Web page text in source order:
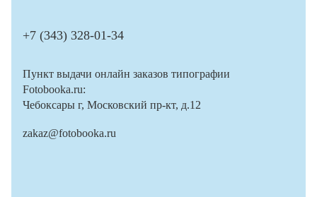
+7 (343) 328-01-34
Пункт выдачи онлайн заказов типографии
Fotobooka.ru:
Чебоксары г, Московский пр-кт, д.12
zakaz@fotobooka.ru